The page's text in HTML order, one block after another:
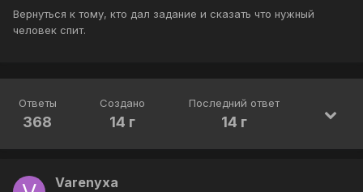
Вернуться к тому, кто дал задание и сказать что нужный
человек спит.
Ответы
368
Создано
14 г
Последний ответ
14 г
Varenyxa